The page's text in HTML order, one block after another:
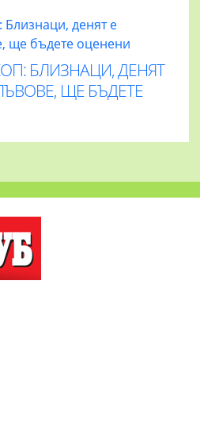
БЛИЗНАЦИ, ДЕНЯТ
ЩЕ БЪДЕТЕ